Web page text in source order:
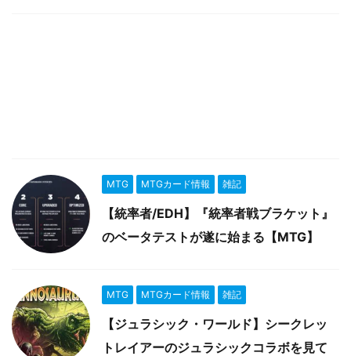
MTG MTGカード情報 雑記
【統率者/EDH】『統率者戦ブラケット』
のベータテストが遂に始まる【MTG】
MTG MTGカード情報 雑記
【ジュラシック・ワールド】シークレッ
トレイアーのジュラシックコラボを見て